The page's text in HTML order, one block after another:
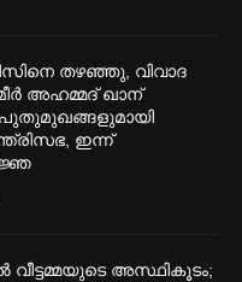
തഴ‌‍ഞ്ഞു, വിവാദ
അഹമ്മദ് ഖാന്
ഇന്ന്
വീട്ടമ്മയുടെ അസ്ഥികൂടം;